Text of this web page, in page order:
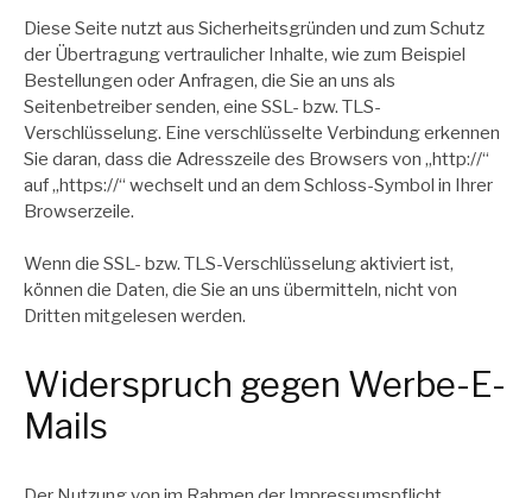
Diese Seite nutzt aus Sicherheitsgründen und zum Schutz
der Übertragung vertraulicher Inhalte, wie zum Beispiel
Bestellungen oder Anfragen, die Sie an uns als
Seitenbetreiber senden, eine SSL- bzw. TLS-
Verschlüsselung. Eine verschlüsselte Verbindung erkennen
Sie daran, dass die Adresszeile des Browsers von „http://“
auf „https://“ wechselt und an dem Schloss-Symbol in Ihrer
Browserzeile.
Wenn die SSL- bzw. TLS-Verschlüsselung aktiviert ist,
können die Daten, die Sie an uns übermitteln, nicht von
Dritten mitgelesen werden.
Widerspruch gegen Werbe-E-
Mails